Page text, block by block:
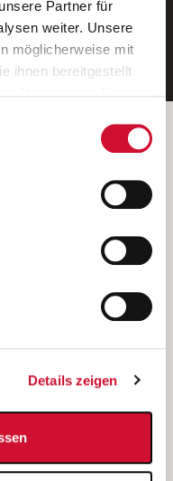
Partner für
weiter. Unsere
möglicherweise mit
ihnen bereitgestellt
klicken, so stimmen
zu. Sie können
jederzeit widerrufen,
aufrufen und diese
Details zeigen
Unterfranken